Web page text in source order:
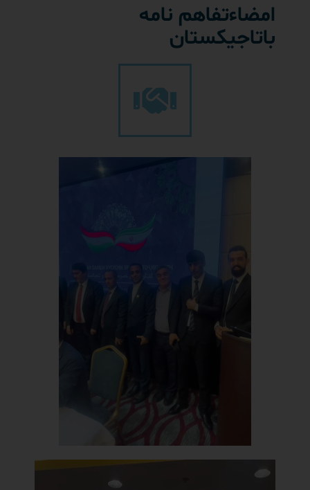
امضاءتفاهم نامه
باتاجیکستان